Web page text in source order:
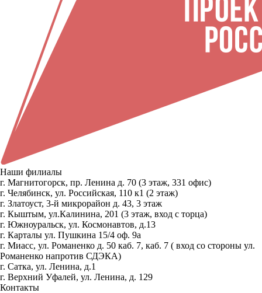
Наши филиалы
г. Магнитогорск, пр. Ленина д. 70 (3 этаж, 331 офис)
г. Челябинск, ул. Российская, 110 к1 (2 этаж)
г. Златоуст, 3-й микрорайон д. 43, 3 этаж
г. Кыштым, ул.Калинина, 201 (3 этаж, вход с торца)
г. Южноуральск, ул. Космонавтов, д.13
г. Карталы ул. Пушкина 15/4 оф. 9а
г. Миасс, ул. Романенко д. 50 каб. 7, каб. 7 ( вход со стороны ул.
Романенко напротив СДЭКА)
г. Сатка, ул. Ленина, д.1
г. Верхний Уфалей, ул. Ленина, д. 129
Контакты